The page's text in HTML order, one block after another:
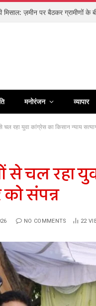
मनोरंजन व्यापार
चल रहा युवा कांग्रेस का किसान न्याय
से चल रहा
को संपन्न
NO COMMENTS 22